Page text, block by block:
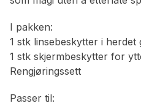
I pakken:
1 stk linsebeskytter i herdet
1 stk skjermbeskytter for
Rengjøringssett
Passer til: